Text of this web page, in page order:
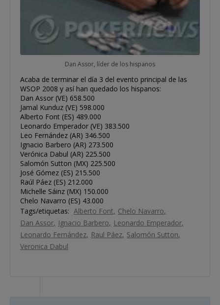
Dan Assor, líder de los hispanos
Acaba de terminar el día 3 del evento principal de las
WSOP 2008 y así han quedado los hispanos:
Dan Assor (VE) 658.500
Jamal Kunduz (VE) 598.000
Alberto Font (ES) 489.000
Leonardo Emperador (VE) 383.500
Leo Fernández (AR) 346.500
Ignacio Barbero (AR) 273.500
Verónica Dabul (AR) 225.500
Salomón Sutton (MX) 225.500
José Gómez (ES) 215.500
Raúl Páez (ES) 212.000
Michelle Sáinz (MX) 150.000
Chelo Navarro (ES) 43.000
Tags/etiquetas: Alberto Font Chelo Navarro
Dan Assor Ignacio Barbero
Leonardo Emperador
Leonardo Fernández Raul Páez Salomón Sutton
Veronica Dabul